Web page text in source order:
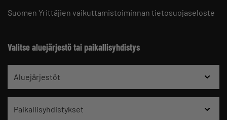
Suomen Yrittäjien vaikuttamistoiminnan tietosuojaseloste
Valitse aluejärjestö tai paikallisyhdistys
Aluejärjestöt
Paikallisyhdistykset